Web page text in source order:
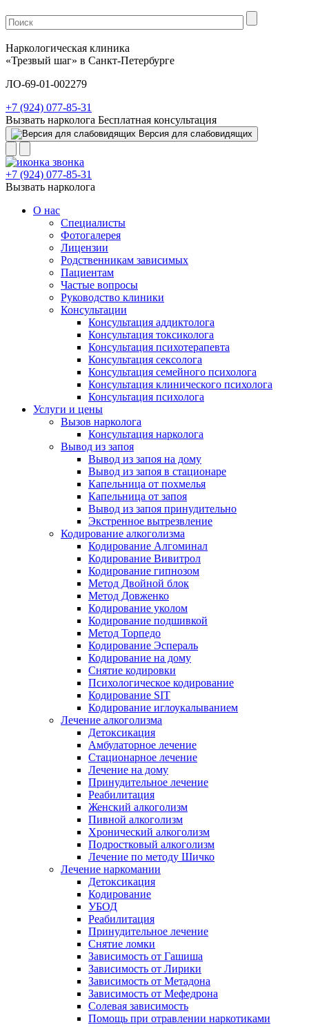
Наркологическая клиника
«Трезвый шаг» в Санкт-Петербурге
ЛО-69-01-002279
+7 (924) 077-85-31
Вызвать нарколога Бесплатная консультация
Версия для слабовидящих
+7 (924) 077-85-31
Вызвать нарколога
О нас
Специалисты
Фотогалерея
Лицензии
Родственникам зависимых
Пациентам
Частые вопросы
Руководство клиники
Консультации
Консультация аддиктолога
Консультация токсиколога
Консультация психотерапевта
Консультация сексолога
Консультация семейного психолога
Консультация клинического психолога
Консультация психолога
Услуги и цены
Вызов нарколога
Консультация нарколога
Вывод из запоя
Вывод из запоя на дому
Вывод из запоя в стационаре
Капельница от похмелья
Капельница от запоя
Вывод из запоя принудительно
Экстренное вытрезвление
Кодирование алкоголизма
Кодирование Алгоминал
Кодирование Вивитрол
Кодирование гипнозом
Метод Двойной блок
Метод Довженко
Кодирование уколом
Кодирование подшивкой
Метод Торпедо
Кодирование Эспераль
Кодирование на дому
Снятие кодировки
Психологическое кодирование
Кодирование SIT
Кодирование иглоукалыванием
Лечение алкоголизма
Детоксикация
Амбулаторное лечение
Стационарное лечение
Лечение на дому
Принудительное лечение
Реабилитация
Женский алкоголизм
Пивной алкоголизм
Хронический алкоголизм
Подростковый алкоголизм
Лечение по методу Шичко
Лечение наркомании
Детоксикация
Кодирование
УБОД
Реабилитация
Принудительное лечение
Снятие ломки
Зависимость от Гашиша
Зависимость от Лирики
Зависимость от Метадона
Зависимость от Мефедрона
Солевая зависимость
Помощь при отравлении наркотиками